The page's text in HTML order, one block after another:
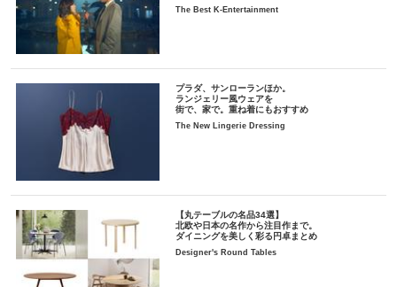
The Best K-Entertainment
プラダ、サンローランほか。
ランジェリー風ウェアを
街で、家で。重ね着にもおすすめ
The New Lingerie Dressing
【丸テーブルの名品34選】
北欧や日本の名作から注目作まで。
ダイニングを美しく彩る円卓まとめ
Designer's Round Tables